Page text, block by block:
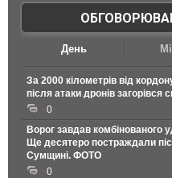
День
За 2000 кілометрів від
після атаки дронів
0
Ворог завдав комбінованого
Ще десятеро постраждали
Сумщині. ФОТО
0